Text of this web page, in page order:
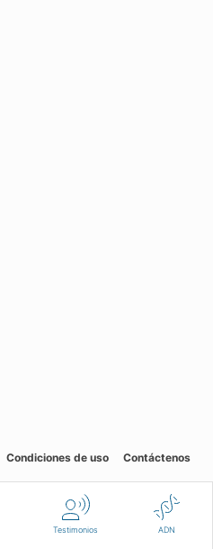
Testimonios ADN
Condiciones de uso Contáctenos